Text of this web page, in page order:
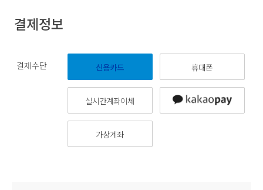
결제정보
결제수단 신용카드 휴대폰
실시간계좌이체
가상계좌